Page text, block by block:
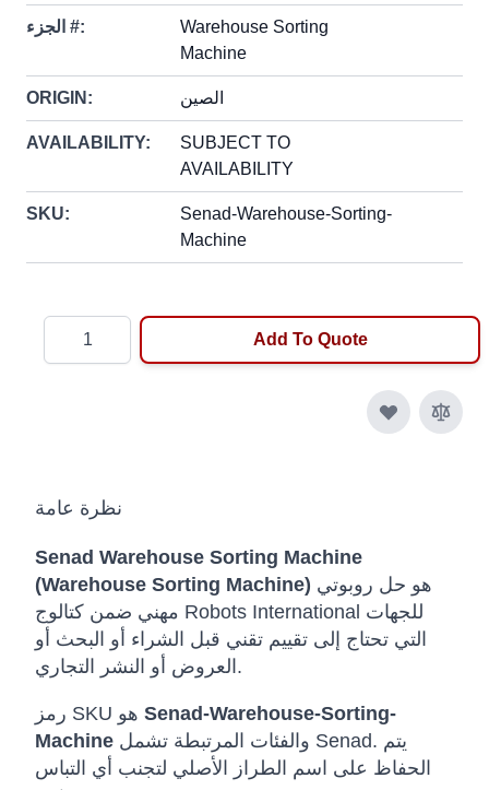
الجزء #:
Warehouse Sorting
Machine
ORIGIN: الصين
AVAILABILITY:
SUBJECT TO
AVAILABILITY
SKU:
Senad-Warehouse-Sorting-
Machine
Add To Quote
نظرة عامة
Senad Warehouse Sorting Machine
(Warehouse Sorting Machine)
مهني ضمن كتالوج Robots International للجهات
التي تحتاج إلى تقييم تقني قبل الشراء أو البحث أو
العروض أو النشر التجاري.
Senad-Warehouse-Sorting-
Machine
الحفاظ على اسم الطراز الأصلي لتجنب أي التباس